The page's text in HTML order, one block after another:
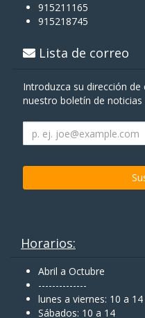
915211165
915218745
Lista de correo
Introduzca su dirección
nuestro boletín de noticias
Horarios:
Abril a Octubre
--------------
lunes a viernes: 10 a
Sábados: 10 a 14